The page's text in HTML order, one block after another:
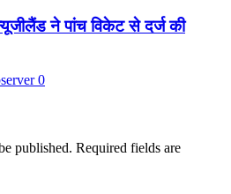
ने पांच विकेट से दर्ज की
0
published. Required fields are